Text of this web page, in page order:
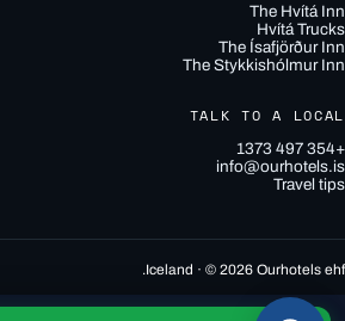
The Hvítá Inn
Hvítá Trucks
The Ísafjörður Inn
The Stykkishólmur Inn
TALK TO A LOCAL
+354 497 1373
info@ourhotels.is
Travel tips
Iceland · © 2026 Ourhotels ehf.